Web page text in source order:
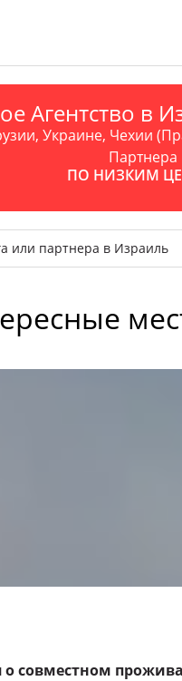
Агентство в
Украине, Чехии
Партнера
ПО НИЗКИМ
или партнера в Израиль
совместном